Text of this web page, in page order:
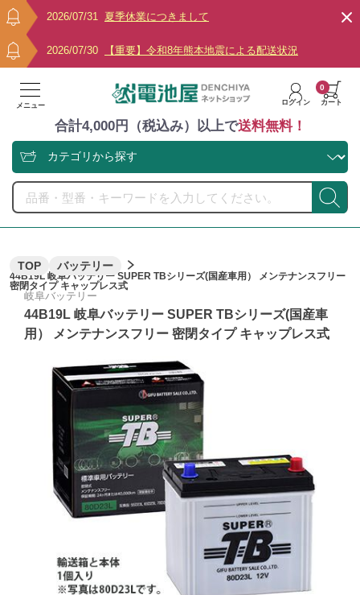
2026/07/31 夏季休業につきまして
2026/07/30 【重要】令和8年熊本地震による配送状況
メニュー ログイン カート
0
合計4,000円（税込み）以上で送料無料！
TOP バッテリー
44B19L 岐阜バッテリー SUPER TBシリーズ(国産車用） メンテナンスフリー
密閉タイプ キャップレス式
岐阜バッテリー
44B19L 岐阜バッテリー SUPER TBシリーズ(国産車
用） メンテナンスフリー 密閉タイプ キャップレス式